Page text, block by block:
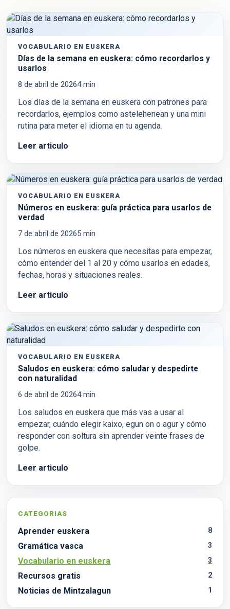
VOCABULARIO EN EUSKERA
Días de la semana en euskera: cómo recordarlos y
usarlos
8 de abril de 20264min
Los días de la semana en euskera con patrones para
recordarlos, ejemplos como astelehenean y una mini
rutina para meter el idioma en tu agenda.
Leer articulo
VOCABULARIO EN EUSKERA
Números en euskera: guía práctica para usarlos de
verdad
7 de abril de 20265 min
Los números en euskera que necesitas para empezar,
cómo entender del 1 al 20 y cómo usarlos en edades,
fechas, horas y situaciones reales.
Leer articulo
VOCABULARIO EN EUSKERA
Saludos en euskera: cómo saludar y despedirte
con naturalidad
6 de abril de 20264min
Los saludos en euskera que más vas a usar al
empezar, cuándo elegir kaixo, egun on o agur y cómo
responder con soltura sin aprender veinte frases de
golpe.
Leer articulo
CATEGORIAS
Aprender euskera 8
Gramática vasca 3
Vocabulario en euskera 3
Recursos gratis 2
Noticias de Mintzalagun 1